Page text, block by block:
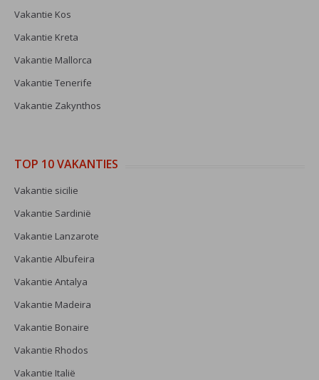
Vakantie Kos
Vakantie Kreta
Vakantie Mallorca
Vakantie Tenerife
Vakantie Zakynthos
TOP 10 VAKANTIES
Vakantie sicilie
Vakantie Sardinië
Vakantie Lanzarote
Vakantie Albufeira
Vakantie Antalya
Vakantie Madeira
Vakantie Bonaire
Vakantie Rhodos
Vakantie Italië